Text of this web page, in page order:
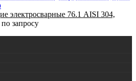
электросварные 76.1 AISI 304,
запросу